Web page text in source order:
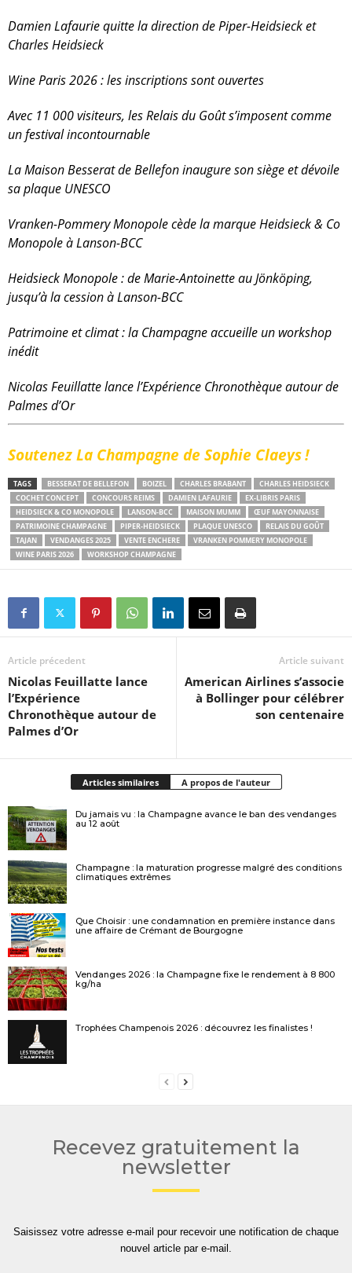
Damien Lafaurie quitte la direction de Piper-Heidsieck et
Charles Heidsieck
Wine Paris 2026 : les inscriptions sont ouvertes
Avec 11 000 visiteurs, les Relais du Goût s’imposent comme
un festival incontournable
La Maison Besserat de Bellefon inaugure son siège et dévoile
sa plaque UNESCO
Vranken-Pommery Monopole cède la marque Heidsieck & Co
Monopole à Lanson-BCC
Heidsieck Monopole : de Marie-Antoinette au Jönköping,
jusqu’à la cession à Lanson-BCC
Patrimoine et climat : la Champagne accueille un workshop
inédit
Nicolas Feuillatte lance l’Expérience Chronothèque autour de
Palmes d’Or
Soutenez La Champagne de Sophie Claeys !
TAGS BESSERAT DE BELLEFON BOIZEL CHARLES BRABANT
CHARLES HEIDSIECK
COCHET CONCEPT
CONCOURS REIMS DAMIEN LAFAURIE
EX-LIBRIS PARIS
HEIDSIECK & CO MONOPOLE
LANSON-BCC MAISON MUMM
ŒUF MAYONNAISE
PATRIMOINE CHAMPAGNE
PIPER-HEIDSIECK PLAQUE UNESCO
RELAIS DU GOÛT
TAJAN
VENDANGES 2025 VENTE ENCHERE
VRANKEN POMMERY MONOPOLE
WINE PARIS 2026
WORKSHOP CHAMPAGNE
Article précedent
Nicolas Feuillatte lance
l’Expérience
Chronothèque autour de
Palmes d’Or
Article suivant
American Airlines s’associe
à Bollinger pour célébrer
son centenaire
Articles similaires A propos de l'auteur
Du jamais vu : la Champagne avance le ban des vendanges
au 12 août
Champagne : la maturation progresse malgré des conditions
climatiques extrêmes
Que Choisir : une condamnation en première instance dans
une affaire de Crémant de Bourgogne
Vendanges 2026 : la Champagne fixe le rendement à 8 800
kg/ha
Trophées Champenois 2026 : découvrez les finalistes !
Recevez gratuitement la
newsletter
Saisissez votre adresse e-mail pour recevoir une notification de chaque
nouvel article par e-mail.